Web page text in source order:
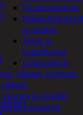
Puuporanterät
ja istukat
Teräs ja
kuppiharjat
Upotusterät
tikkaat, työtasot
Vaunut ja pöydät
ja suojaimet